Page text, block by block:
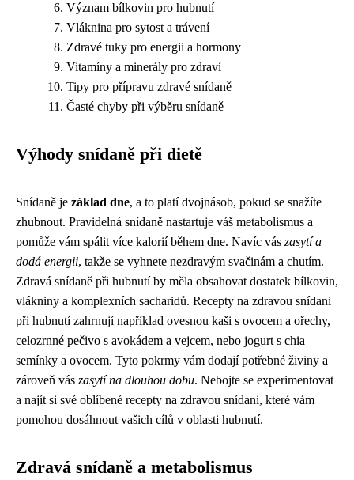
Význam bílkovin pro hubnutí
Vláknina pro sytost a trávení
Zdravé tuky pro energii a hormony
Vitamíny a minerály pro zdraví
Tipy pro přípravu zdravé snídaně
Časté chyby při výběru snídaně
Výhody snídaně při dietě
Snídaně je základ dne, a to platí dvojnásob, pokud se snažíte
zhubnout. Pravidelná snídaně nastartuje váš metabolismus a
pomůže vám spálit více kalorií během dne. Navíc vás zasytí a
dodá energii, takže se vyhnete nezdravým svačinám a chutím.
Zdravá snídaně při hubnutí by měla obsahovat dostatek bílkovin,
vlákniny a komplexních sacharidů. Recepty na zdravou snídani
při hubnutí zahrnují například ovesnou kaši s ovocem a ořechy,
celozrnné pečivo s avokádem a vejcem, nebo jogurt s chia
semínky a ovocem. Tyto pokrmy vám dodají potřebné živiny a
zároveň vás zasytí na dlouhou dobu. Nebojte se experimentovat
a najít si své oblíbené recepty na zdravou snídani, které vám
pomohou dosáhnout vašich cílů v oblasti hubnutí.
Zdravá snídaně a metabolismus